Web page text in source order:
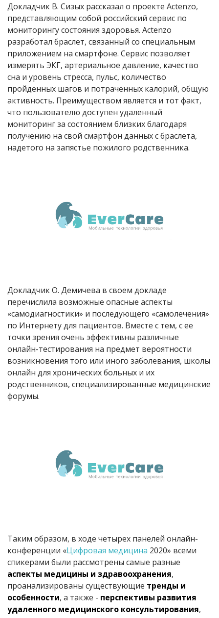
Докладчик В. Сизых рассказал о проекте Actenzo,
представляющим собой российский сервис по
мониторингу состояния здоровья. Actenzo
разработал браслет, связанный со специальным
приложением на смартфоне. Сервис позволяет
измерять ЭКГ, артериальное давление, качество
сна и уровень стресса, пульс, количество
пройденных шагов и потраченных калорий, общую
активность. Преимуществом является и тот факт,
что пользователю доступен удаленный
мониторинг за состоянием близких благодаря
получению на свой смартфон данных с браслета,
надетого на запястье пожилого родственника.
Докладчик О. Демичева в своем докладе
перечислила возможные опасные аспекты
«самодиагностики» и последующего «самолечения»
по Интернету для пациентов. Вместе с тем, с ее
точки зрения очень эффективны различные
онлайн-тестирования на предмет вероятности
возникновения того или иного заболевания, школы
онлайн для хронических больных и их
родственников, специализированные медицинские
форумы.
Таким образом, в ходе четырех панелей онлайн-
конференции «Цифровая медицина 2020» всеми
спикерами были рассмотрены самые разные
аспекты медицины и здравоохранения,
проанализированы существующие тренды и
особенности, а также - перспективы развития
удаленного медицинского консультирования,